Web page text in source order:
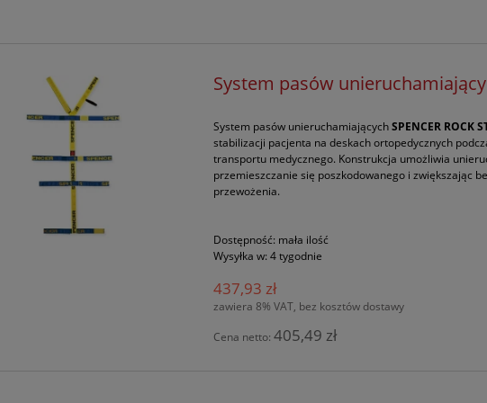
System pasów
System pasów unieruchamiającychSPENCER ROCK
stabilizacji pacjenta na deskach ortopedycznych
transportu medycznego. Konstrukcja umożliwia
przemieszczanie się poszkodowanego i zwiększając
przewożenia.
Dostępność: mała ilość
Wysyłka w: 4 tygodnie
437,93 zł
zawiera 8% VAT, bez kosztów dostawy
Cena netto:405,49 zł